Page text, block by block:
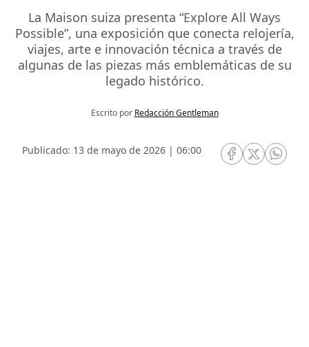
La Maison suiza presenta “Explore All Ways
Possible”, una exposición que conecta relojería,
viajes, arte e innovación técnica a través de
algunas de las piezas más emblemáticas de su
legado histórico.
Escrito por Redacción Gentleman
Publicado: 13 de mayo de 2026 | 06:00
RRSS Facebook
RRSSRRSS